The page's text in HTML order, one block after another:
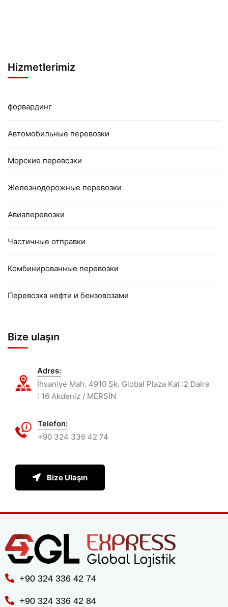
Hizmetlerimiz
форвардинг
Автомобильные перевозки
Морские перевозки
Железнодорожные перевозки
Авиаперевозки
Частичные отправки
Комбинированные перевозки
Перевозка нефти и бензовозами
Bize ulaşın
Adres:
İhsaniye Mah. 4910 Sk. Global Plaza Kat :2 Daire
: 16 Akdeniz / MERSİN
Telefon:
+90 324 336 42 74
Bize Ulaşın
+90 324 336 42 74
+90 324 336 42 84